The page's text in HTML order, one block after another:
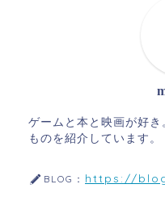
ゲームと本と映画が好
ものを紹介しています。
BLOG： https://